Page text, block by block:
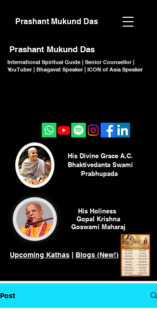
Prashant Mukund Das
Prashant Mukund Das
International Spiritual Guide | Senior Counsellor |
YouTuber | Bhagavat Speaker | ICON of Asia Speaker
His Holiness
Gopal Krishna
Goswami Maharaj
Upcoming Kathas Blogs (New!)
His Divine Grace A.C.
Bhaktivedanta Swami
Prabhupada
Post